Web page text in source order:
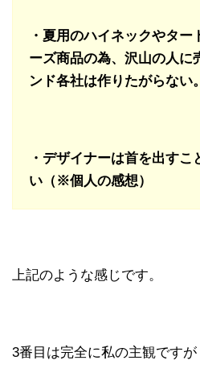
・夏用のハイネックやタ
ーズ商品の為、 沢山の人に
ンド各社は作りたがらない。
・デザイナーは首を出す
い（※個人の感想）
上記のような感じです。
3番目は完全に私の主観ですが